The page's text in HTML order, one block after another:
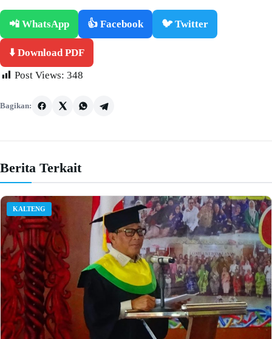
📲 WhatsApp 👍 Facebook 🐦 Twitter
⬇️ Download PDF
Post Views: 348
Bagikan:
Berita Terkait
KALTENG